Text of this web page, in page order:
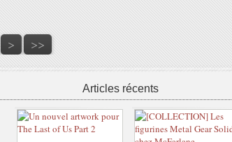
> >>
Articles récents